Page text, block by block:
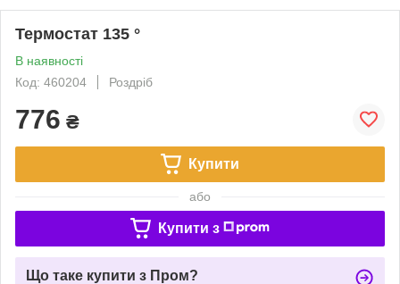
Термостат 135 °
В наявності
Код: 460204
Роздріб
776 ₴
Купити
або
Купити з
Що таке купити з Пром?